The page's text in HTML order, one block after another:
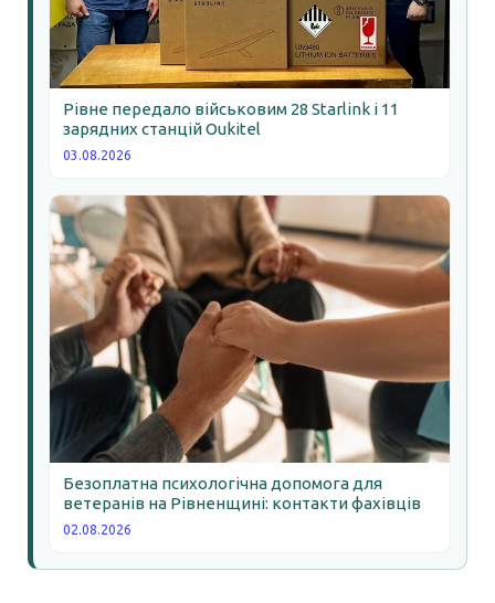
Рівне передало військовим 28 Starlink і 11
зарядних станцій Oukitel
03.08.2026
Безоплатна психологічна допомога для
ветеранів на Рівненщині: контакти фахівців
02.08.2026